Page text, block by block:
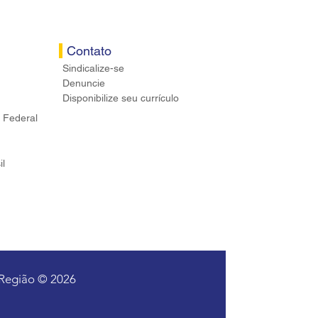
Federal
Contato
Sindicalize-se
Denuncie
Disponibilize seu currículo
© 2026